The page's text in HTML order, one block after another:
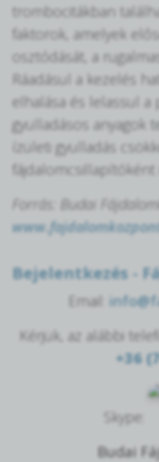
trombocitákban
faktorok, amelyek
osztódását, a
Ráadásul a kezelés
elhalása és lelassul a
gyulladásos anyagok
ízületi gyulladás
fájdalomcsillapítóként
Forrás: Budai
Bejelentkezés -
Email:
Kérjük, az alábbi
+36
Skype:
Budai